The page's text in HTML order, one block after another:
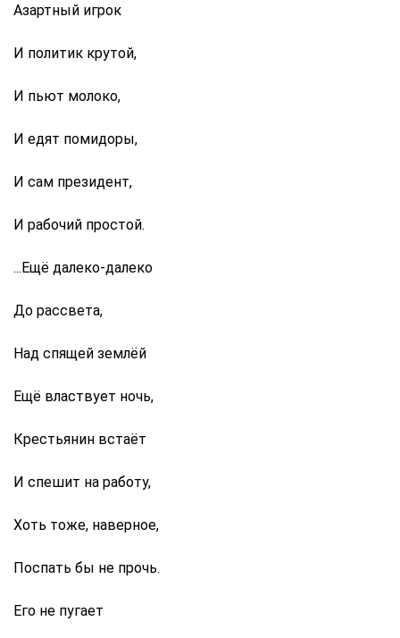
Азартный игрок
И политик крутой,
И пьют молоко,
И едят помидоры,
И сам президент,
И рабочий простой.
...Ещё далеко-далеко
До рассвета,
Над спящей землёй
Ещё властвует ночь,
Крестьянин встаёт
И спешит на работу,
Хоть тоже, наверное,
Поспать бы не прочь.
Его не пугает